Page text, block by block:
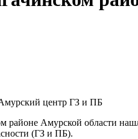
центр ГЗ и ПБ
районе Амурской области
(ГЗ и ПБ).